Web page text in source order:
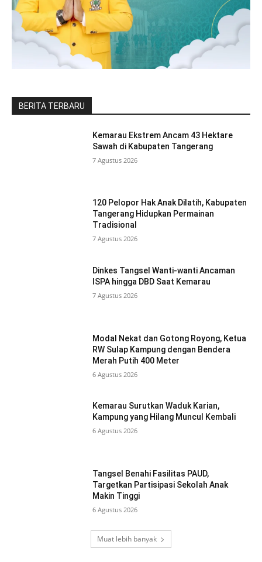
BERITA TERBARU
Kemarau Ekstrem Ancam 43 Hektare
Sawah di Kabupaten Tangerang
7 Agustus 2026
120 Pelopor Hak Anak Dilatih, Kabupaten
Tangerang Hidupkan Permainan
Tradisional
7 Agustus 2026
Dinkes Tangsel Wanti-wanti Ancaman
ISPA hingga DBD Saat Kemarau
7 Agustus 2026
Modal Nekat dan Gotong Royong, Ketua
RW Sulap Kampung dengan Bendera
Merah Putih 400 Meter
6 Agustus 2026
Kemarau Surutkan Waduk Karian,
Kampung yang Hilang Muncul Kembali
6 Agustus 2026
Tangsel Benahi Fasilitas PAUD,
Targetkan Partisipasi Sekolah Anak
Makin Tinggi
6 Agustus 2026
Muat lebih banyak